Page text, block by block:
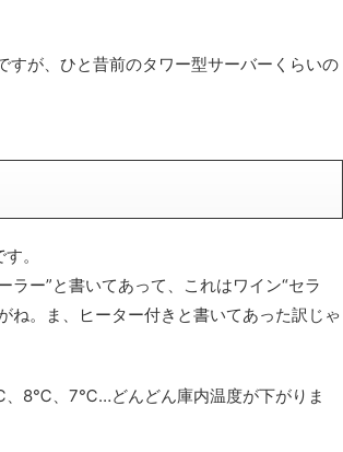
が、ひと昔前のタワー型サーバーくらいの
。
ラー”と書いてあって、これはワイン“セラ
ね。ま、ヒーター付きと書いてあった訳じゃ
、8℃、7℃…どんどん庫内温度が下がりま